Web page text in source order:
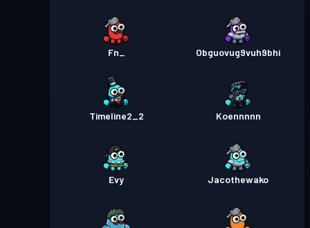
Fn_ Obguovug9vuh9bhi
Timeline2_2 Koennnnn
Evy Jacothewako